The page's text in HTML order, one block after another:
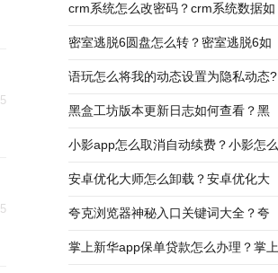
crm系统怎么改密码？crm系统数据如
密室逃脱6圆盘怎么转？密室逃脱6如
语玩怎么将我的动态设置为隐私动态?
黑盒工坊版本更新日志如何查看？黑
小影app怎么取消自动续费？小影怎么
安卓优化大师怎么卸载？安卓优化大
夸克浏览器神秘入口关键词大全？夸
掌上新华app保单贷款怎么办理？掌上